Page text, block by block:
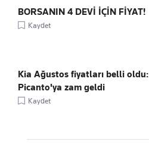
BORSANIN 4 DEVİ İÇİN FİYAT!
Kaydet
Kia Ağustos fiyatları belli oldu:
Picanto'ya zam geldi
Kaydet